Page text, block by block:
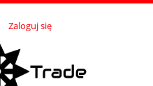
Zaloguj się